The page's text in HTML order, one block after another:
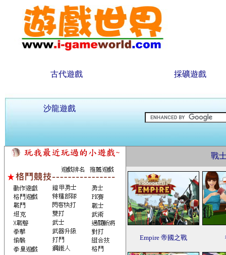
古代遊戲 採礦遊戲
沙龍遊戲
戰
Empire 帝國之戰